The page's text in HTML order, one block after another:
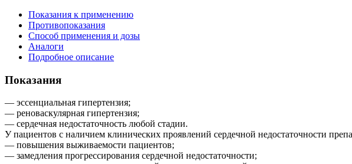
Показания к применению
Противопоказания
Способ применения и дозы
Аналоги
Подробное описание
Показания
— эссенциальная гипертензия;
— реноваскулярная гипертензия;
— сердечная недостаточность любой стадии.
У пациентов с наличием клинических проявлений сердечной недостаточности
— повышения выживаемости пациентов;
— замедления прогрессирования сердечной недостаточности;